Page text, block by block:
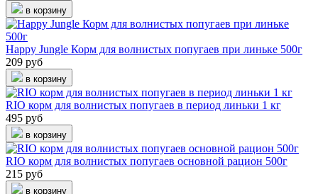
в корзину
Happy Jungle Корм для волнистых попугаев при линьке 500г
209 руб
в корзину
RIO корм для волнистых попугаев в период линьки 1 кг
495 руб
в корзину
RIO корм для волнистых попугаев основной рацион 500г
215 руб
в корзину